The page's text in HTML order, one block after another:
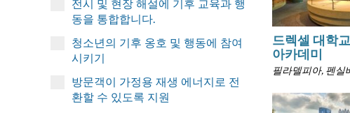
전시 및 현장 해설에 기후 교육과 행
동을 통합합니다.
청소년의 기후 옹호 및 행동에 참여
시키기
방문객이 가정용 재생 에너지로 전
환할 수 있도록 지원
드렉셀 대학
아카데미
필라델피아, 펜실